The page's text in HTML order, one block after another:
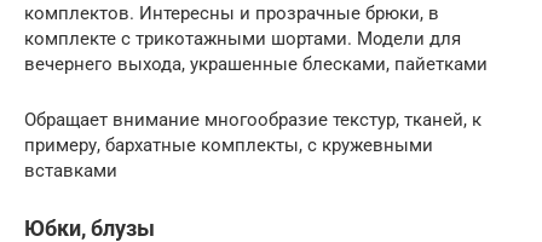
комплектов. Интересны и прозрачные брюки, в
комплекте с трикотажными шортами. Модели для
вечернего выхода, украшенные блесками, пайетками
Обращает внимание многообразие текстур, тканей, к
примеру, бархатные комплекты, с кружевными
вставками
Юбки, блузы